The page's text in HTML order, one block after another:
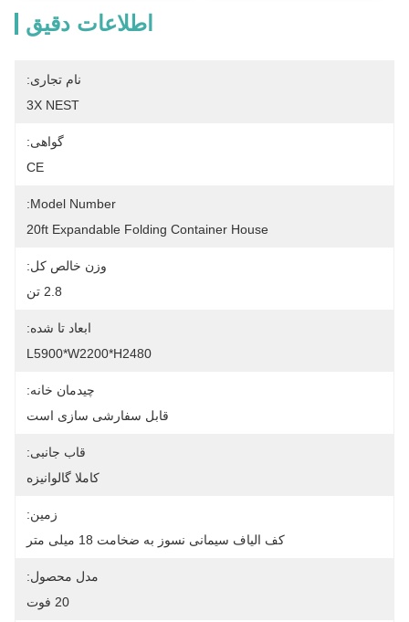
اطلاعات دقیق
نام تجاری:
3X NEST
گواهی:
CE
Model Number:
20ft Expandable Folding Container House
وزن خالص کل:
2.8 تن
ابعاد تا شده:
L5900*W2200*H2480
چیدمان خانه:
قابل سفارشی سازی است
قاب جانبی:
کاملا گالوانیزه
زمین:
کف الیاف سیمانی نسوز به ضخامت 18 میلی متر
مدل محصول:
20 فوت